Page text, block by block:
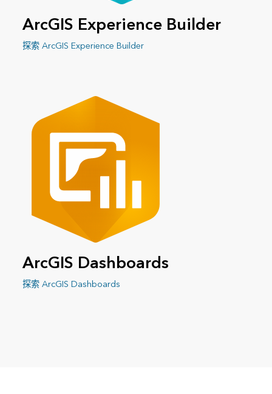
ArcGIS Experience Builder
探索 ArcGIS Experience Builder
ArcGIS Dashboards
探索 ArcGIS Dashboards